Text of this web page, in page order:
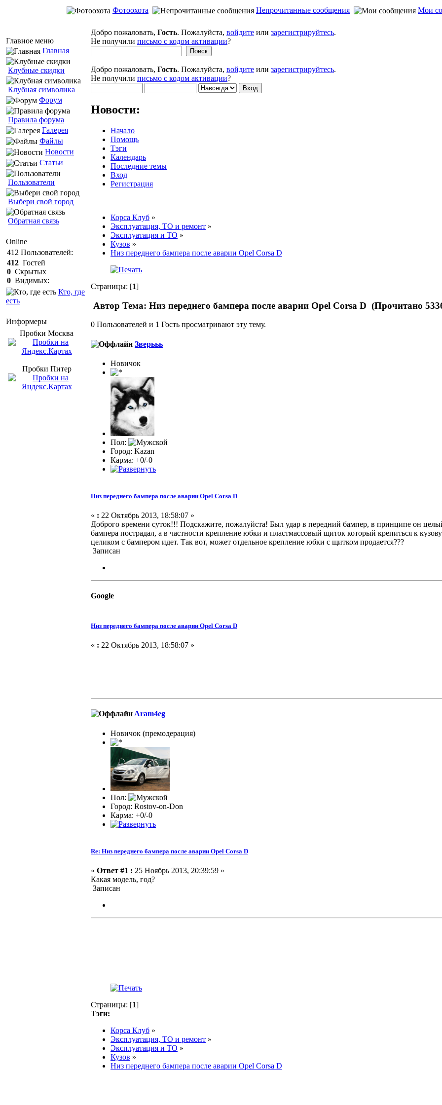
Фотоохота Непрочитанные сообщения Мои
Главное меню
Главная
Клубные скидки
Клубная символика
Форум
Правила форума
Галерея
Файлы
Новости
Статьи
Пользователи
Выбери свой город
Обратная связь
Online
412 Пользователей:
412 Гостей
0 Скрытых
0 Видимых:
Кто, где
есть
Информеры
Пробки Mосква
Пробки Питер
Добро пожаловать, Гость. Пожалуйста, войдите или зарегистрируйтесь.
Не получили письмо с кодом активации?
Добро пожаловать, Гость. Пожалуйста, войдите или зарегистрируйтесь.
Не получили письмо с кодом активации?
Новости:
Начало
Помощь
Тэги
Календарь
Последние темы
Вход
Регистрация
Корса Клуб »
Эксплуатация, ТО и ремонт »
Эксплуатация и ТО »
Кузов »
Низ переднего бампера после аварии Opel Corsa D
Страницы: [1]
Автор Тема: Низ переднего бампера после аварии Opel Corsa D (Прочитано
0 Пользователей и 1 Гость просматривают эту тему.
Зверььь
Новичок
Пол:
Город: Kazan
Карма: +0/-0
Низ переднего бампера после аварии Opel Corsa D
« : 22 Октябрь 2013, 18:58:07 »
Доброго времени суток!!! Подскажите, пожалуйста! Был удар в передний бампер, в принципе он
бампера пострадал, а в частности крепление юбки и пластмассовый щиток который крепиться к
целиком с бампером идет. Так вот, может отдельное крепление юбки с щитком продается???
Записан
Google
Низ переднего бампера после аварии Opel Corsa D
« : 22 Октябрь 2013, 18:58:07 »
Aram4eg
Новичок (премодерация)
Пол:
Город: Rostov-on-Don
Карма: +0/-0
Re: Низ переднего бампера после аварии Opel Corsa D
« Ответ #1 : 25 Ноябрь 2013, 20:39:59 »
Какая модель, год?
Записан
Страницы: [1]
Тэги:
Корса Клуб »
Эксплуатация, ТО и ремонт »
Эксплуатация и ТО »
Кузов »
Низ переднего бампера после аварии Opel Corsa D